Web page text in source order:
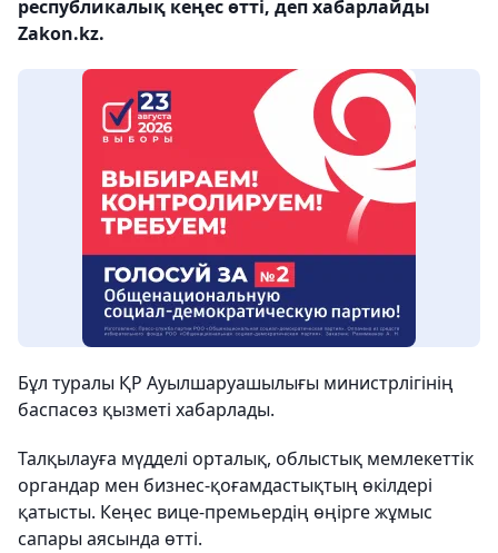
республикалық кеңес өтті, деп хабарлайды
Zakon.kz.
Бұл туралы ҚР Ауылшаруашылығы министрлігінің
баспасөз қызметі хабарлады.
Талқылауға мүдделі орталық, облыстық мемлекеттік
органдар мен бизнес-қоғамдастықтың өкілдері
қатысты. Кеңес вице-премьердің өңірге жұмыс
сапары аясында өтті.